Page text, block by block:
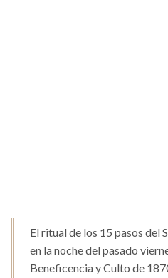
El ritual de los 15 pasos del
en la noche del pasado
Beneficencia y Culto de